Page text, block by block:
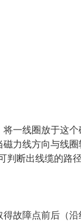
一线圈放于这
力线方向与线
判断出线缆的路
故障点前后（